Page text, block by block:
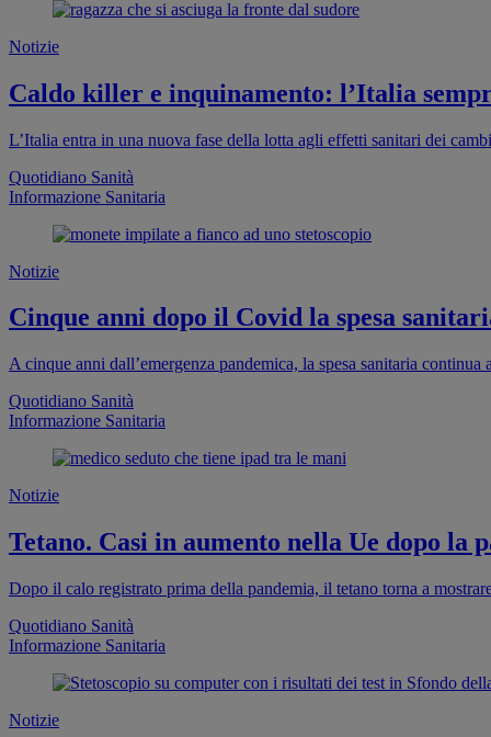
Notizie
Caldo killer e inquinamento: l’Italia
L’Italia entra in una nuova fase della lotta agli effetti sanitari dei
Quotidiano Sanità
Informazione Sanitaria
Notizie
Cinque anni dopo il Covid la spesa
A cinque anni dall’emergenza pandemica, la spesa sanitaria
Quotidiano Sanità
Informazione Sanitaria
Notizie
Tetano. Casi in aumento nella Ue dopo la
Dopo il calo registrato prima della pandemia, il tetano torna a
Quotidiano Sanità
Informazione Sanitaria
Notizie